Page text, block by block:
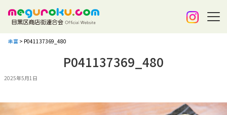
串富 > P041137369_480
P041137369_480
2025年5月1日